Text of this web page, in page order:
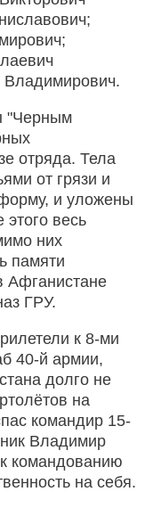
"Черным
отряда. Тела
от грязи и
и уложены
весь
них
памяти
Афганистане
ГРУ.
к 8-ми
40-й армии,
долго не
на
командир 15-
Владимир
командованию
на себя.